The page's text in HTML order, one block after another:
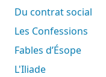
Du contrat social
Les Confessions
Fables d’Ésope
L'Iliade